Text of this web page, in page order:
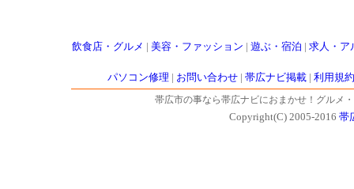
飲食店・グルメ 美容・ファッション 遊ぶ・宿泊 求人・ア
パソコン修理 お問い合わせ| 帯広ナビ掲載| 利用規約
帯広市の事なら帯広ナビにおまかせ！グルメ
Copyright(C) 2005-2016 帯